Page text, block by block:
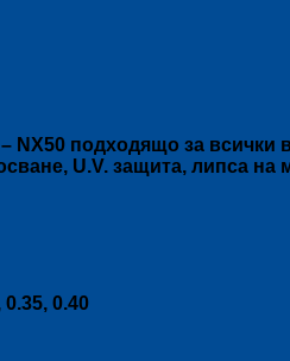
NX50 подходящо за всички
U.V. защита, липса
0.35, 0.40